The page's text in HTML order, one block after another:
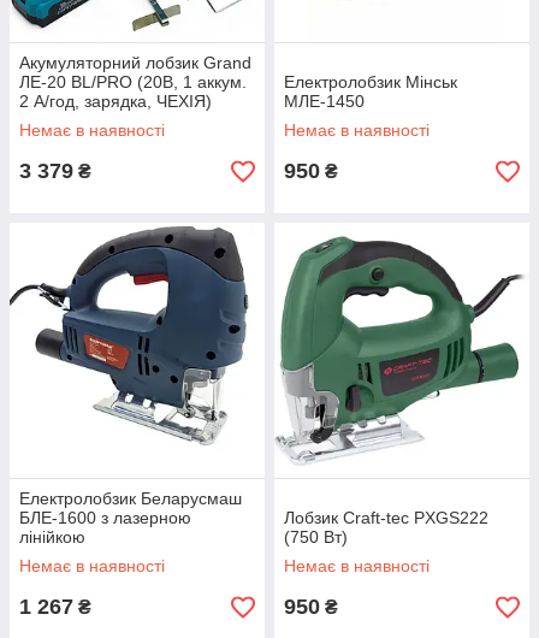
Акумуляторний лобзик Grand
ЛЕ-20 BL/PRO (20В, 1 аккум.
2 А/год, зарядка, ЧЕХІЯ)
Немає в наявності
3 379 ₴
Електролобзик Мінськ
МЛЕ-1450
Немає в наявності
950 ₴
Електролобзик Беларусмаш
БЛЕ-1600 з лазерною
лінійкою
Немає в наявності
1 267 ₴
Лобзик Craft-tec PXGS222
(750 Вт)
Немає в наявності
950 ₴